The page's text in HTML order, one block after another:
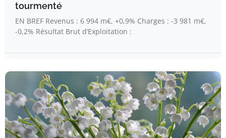
tourmenté
EN BREF Revenus : 6 994 m€, +0,9% Charges : -3 981 m€,
-0,2% Résultat Brut d’Exploitation :